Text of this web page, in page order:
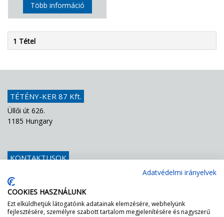
Több információ
1 Tétel
TÉTÉNY-KER 87 Kft.
Üllői út 626.
1185 Hungary
KONTAKTUSOK
E-mail
Adatvédelmi irányelvek
COOKIES HASZNÁLUNK
Ezt elküldhetjük látogatóink adatainak elemzésére, webhelyünk
fejlesztésére, személyre szabott tartalom megjelenítésére és nagyszerű